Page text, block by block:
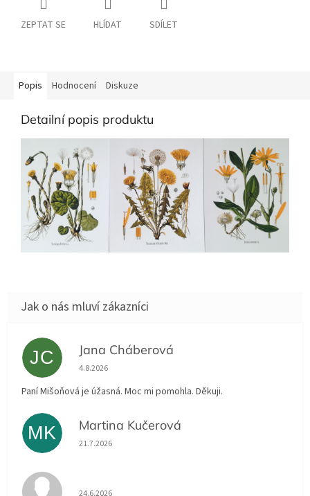
ZEPTAT SE HLÍDAT SDÍLET
Popis Hodnocení Diskuze
Detailní popis produktu
JC Jana Cháberová
Hodnocení obchodu je 5 z 5 hvězdiček.
4.8.2026
Paní Mišoňová je úžasná. Moc mi pomohla. Děkuji.
MK Martina Kučerová
Hodnocení obchodu je 5 z 5 hvězdiček.
21.7.2026
Hodnocení obchodu je 5 z 5 hvězdiček.
24.6.2026